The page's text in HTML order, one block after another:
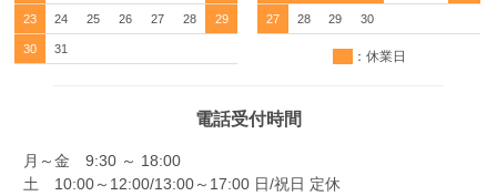
23 24 25 26 27 28 29
30 31
27 28 29 30
：休業日
電話受付時間
月～金 9:30 ～ 18:00
土 10:00～12:00/13:00～17:00 日/祝日 定休